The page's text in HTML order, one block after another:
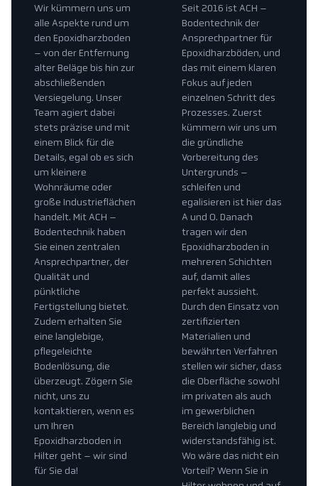
Seit 2016 ist ACH –
Bodentechnik der
Ansprechpartner für
Epoxidharzböden, und
das mit einem klaren
Fokus auf jeden
einzelnen Schritt des
Prozesses. Zuerst
kümmern wir uns um
die gründliche
Vorbereitung des
Untergrunds –
schleifen und
egalisieren ist hier das
A und O. Danach
tragen wir den
Epoxidharzboden in
mehreren Schichten
auf, damit alles
perfekt aussieht.
Durch den Einsatz von
zertifizierten
Materialien und
bewährten Verfahren
stellen wir sicher, dass
die Oberfläche sowohl
im privaten als auch
im gewerblichen
Bereich langlebig und
widerstandsfähig ist.
Wo wäre das nicht ein
Vorteil? Wenn Sie in
Wir kümmern uns um
alle Aspekte rund um
den Epoxidharzboden
– von der Entfernung
alter Beläge bis hin zur
abschließenden
Versiegelung. Unser
Team agiert dabei
stets präzise und mit
einem Blick für die
Details, egal ob es sich
um kleinere
Wohnräume oder
große Industrieflächen
handelt. Mit ACH –
Bodentechnik haben
Sie einen zentralen
Ansprechpartner, der
Qualität und
pünktliche
Fertigstellung bietet.
Zudem erhalten Sie
eine langlebige,
pflegeleichte
Bodenlösung, die
überzeugt. Zögern Sie
nicht, uns zu
kontaktieren, wenn es
um Ihren
Epoxidharzboden in
Hilter geht – wir sind
für Sie da!